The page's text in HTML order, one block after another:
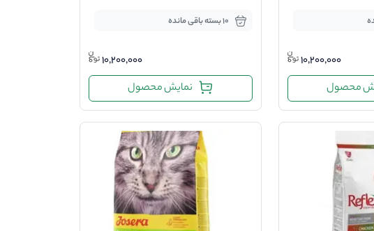
10,200,000
محصول
10 بسته باقی مانده
10,200,000
نمایش محصول